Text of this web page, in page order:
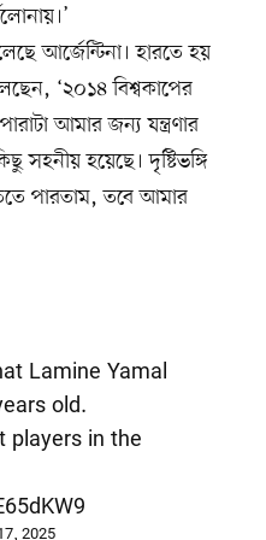
আর্জেন্টিনা। হারতে হয়
‘২০১৪ বিশ্বকাপের
আমার জন্য যন্ত্রণার
সহনীয় হয়েছে। দৃষ্টিভঙ্গি
পারতাম, তবে আমার
Lamine Yamal
old.
players in the
2025